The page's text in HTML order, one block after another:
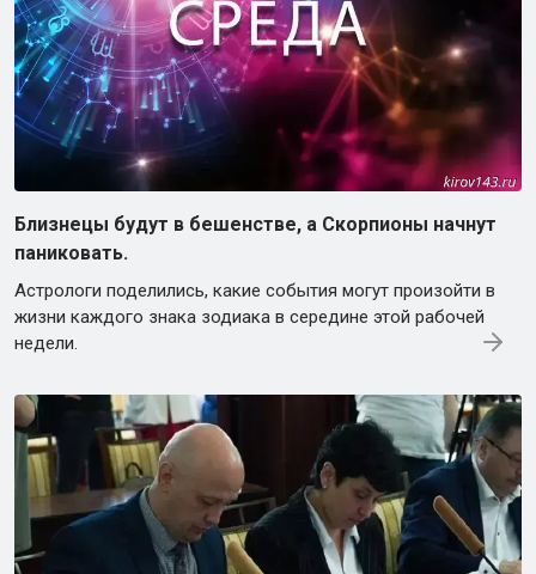
Близнецы будут в бешенстве, а Скорпионы начнут
паниковать.
Астрологи поделились, какие события могут произойти в
жизни каждого знака зодиака в середине этой рабочей
недели.